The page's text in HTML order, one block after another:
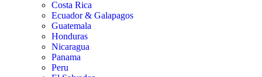
Costa Rica
Ecuador & Galapagos
Guatemala
Honduras
Nicaragua
Panama
Peru